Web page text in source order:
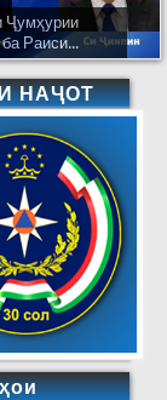
Ҷумҳурии
Раиси...
НАҶОТ